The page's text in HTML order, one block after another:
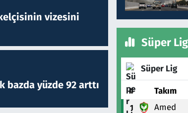
vizesini
bazda yüzde 92 arttı
Süper
Süper Lig
# Takım
1 Amed